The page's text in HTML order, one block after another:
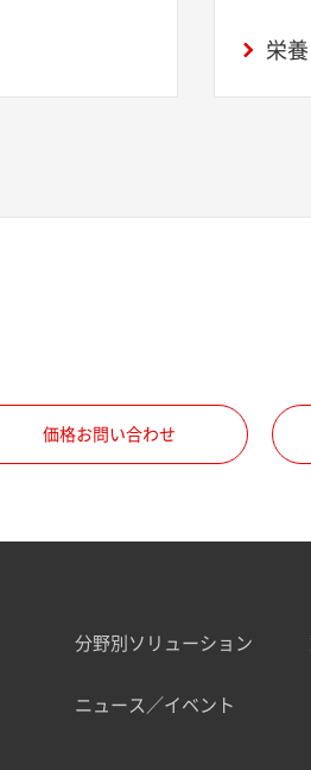
栄
価格お問い合わせ
分野別ソリューション
ニュース／イベント